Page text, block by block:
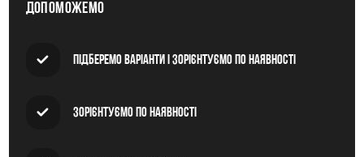
допоможемо
Підберемо варіанти і зорієнтуємо по наявності
Зорієнтуємо по наявності